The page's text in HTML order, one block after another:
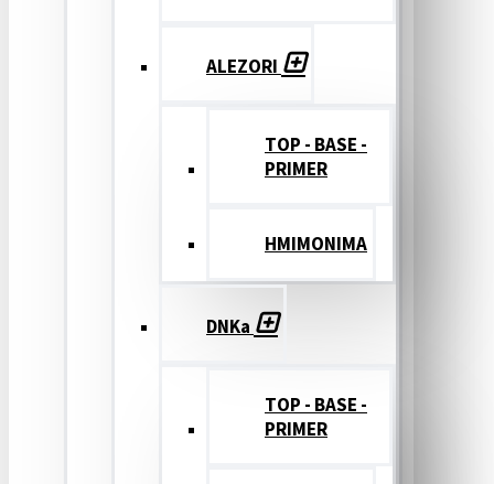
ALEZORI
TOP - BASE -
PRIMER
ΗΜΙΜΟΝΙΜΑ
DNKa
TOP - BASE -
PRIMER